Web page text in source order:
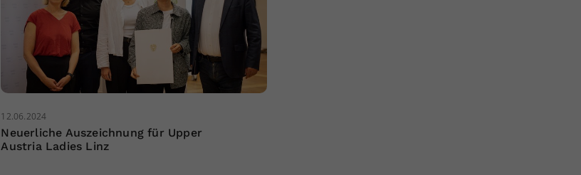
12.06.2024
Neuerliche Auszeichnung für Upper
Austria Ladies Linz